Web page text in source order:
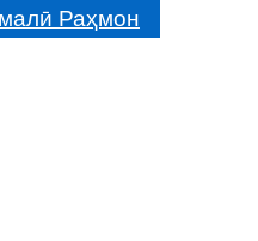
Раҳмон